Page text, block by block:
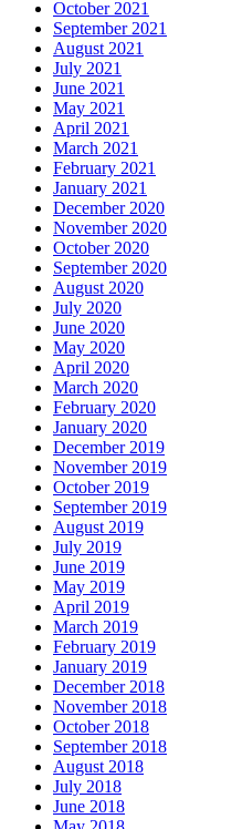
October 2021
September 2021
August 2021
July 2021
June 2021
May 2021
April 2021
March 2021
February 2021
January 2021
December 2020
November 2020
October 2020
September 2020
August 2020
July 2020
June 2020
May 2020
April 2020
March 2020
February 2020
January 2020
December 2019
November 2019
October 2019
September 2019
August 2019
July 2019
June 2019
May 2019
April 2019
March 2019
February 2019
January 2019
December 2018
November 2018
October 2018
September 2018
August 2018
July 2018
June 2018